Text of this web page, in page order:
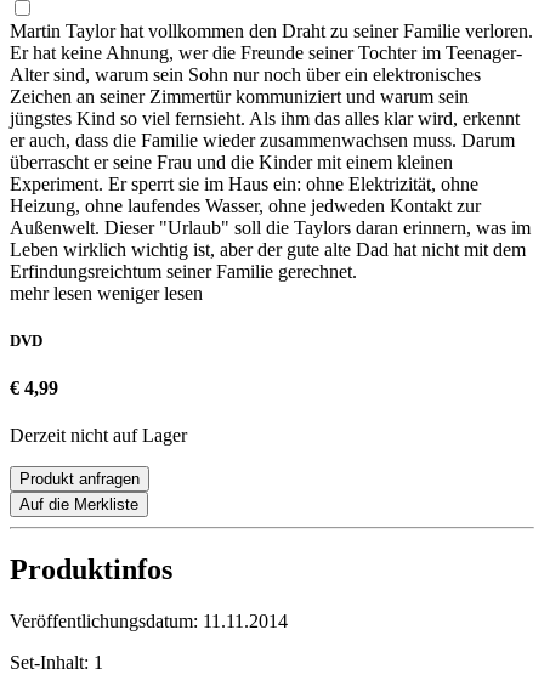
Martin Taylor hat vollkommen den Draht zu seiner Familie verloren.
Er hat keine Ahnung, wer die Freunde seiner Tochter im Teenager-
Alter sind, warum sein Sohn nur noch über ein elektronisches
Zeichen an seiner Zimmertür kommuniziert und warum sein
jüngstes Kind so viel fernsieht. Als ihm das alles klar wird, erkennt
er auch, dass die Familie wieder zusammenwachsen muss. Darum
überrascht er seine Frau und die Kinder mit einem kleinen
Experiment. Er sperrt sie im Haus ein: ohne Elektrizität, ohne
Heizung, ohne laufendes Wasser, ohne jedweden Kontakt zur
Außenwelt. Dieser "Urlaub" soll die Taylors daran erinnern, was im
Leben wirklich wichtig ist, aber der gute alte Dad hat nicht mit dem
Erfindungsreichtum seiner Familie gerechnet.
mehr lesen weniger lesen
DVD
€ 4,99
Derzeit nicht auf Lager
Produkt anfragen
Auf die Merkliste
Produktinfos
Veröffentlichungsdatum: 11.11.2014
Set-Inhalt: 1